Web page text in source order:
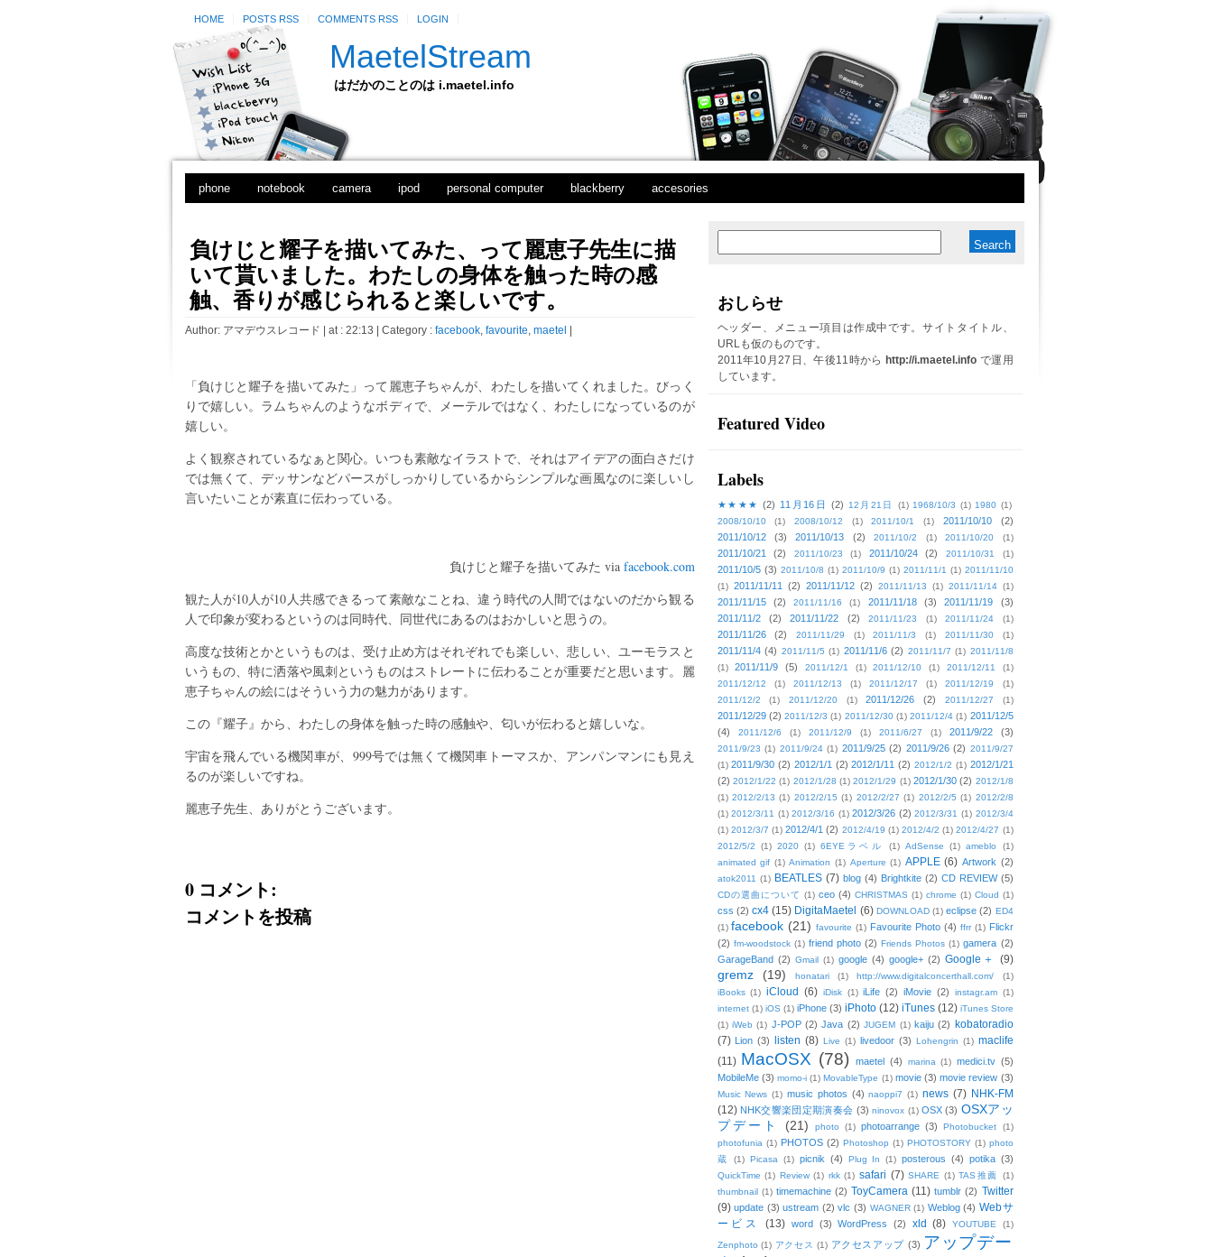
HOME POSTS RSS COMMENTS RSS LOGIN
MaetelStream
はだかのことのは i.maetel.info
phone notebook camera ipod personal computer blackberry accesories
負けじと耀子を描いてみた、って麗恵子先生に描
いて貰いました。わたしの身体を触った時の感
触、香りが感じられると楽しいです。
Author: アマデウスレコード | at : 22:13 | Category : facebook, favourite, maetel
「負けじと耀子を描いてみた」って麗恵子ちゃんが、わたしを描いてくれました。びっく
りで嬉しい。ラムちゃんのようなボディで、メーテルではなく、わたしになっているのが
嬉しい。
よく観察されているなぁと関心。いつも素敵なイラストで、それはアイデアの面白さだけ
では無くて、デッサンなどパースがしっかりしているからシンプルな画風なのに楽しいし
言いたいことが素直に伝わっている。
負けじと耀子を描いてみた via facebook.com
観た人が10人が10人共感できるって素敵なことね、違う時代の人間ではないのだから観る
人で印象が変わるというのは同時代、同世代にあるのはおかしいと思うの。
高度な技術とかというものは、受け止め方はそれぞれでも楽しい、悲しい、ユーモラスと
いうもの、特に洒落や風刺というものはストレートに伝わることが重要だと思います。麗
恵子ちゃんの絵にはそういう力の魅力があります。
この『耀子』から、わたしの身体を触った時の感触や、匂いが伝わると嬉しいな。
宇宙を飛んでいる機関車が、999号では無くて機関車トーマスか、アンパンマンにも見え
るのが楽しいですね。
麗恵子先生、ありがとうございます。
0 コメント:
コメントを投稿
おしらせ
ヘッダー、メニュー項目は作成中です。サイトタイトル、
URLも仮のものです。
2011年10月27日、午後11時から http://i.maetel.info で運用
しています。
Featured Video
Labels
★★★★ (2) 11月16日 (2) 12月21日 (1) 1968/10/3 (1) 1980 (1)
2008/10/10
(1) 2008/10/12 (1) 2011/10/1 (1) 2011/10/10
(2)
2011/10/12
(3) 2011/10/13 (2) 2011/10/2 (1) 2011/10/20 (1)
2011/10/21 (2) 2011/10/23 (1) 2011/10/24 (2) 2011/10/31 (1)
2011/10/5 (3) 2011/10/8 (1) 2011/10/9 (1) 2011/11/1 (1) 2011/11/10
(1) 2011/11/11 (2) 2011/11/12 (2) 2011/11/13 (1) 2011/11/14 (1)
2011/11/15 (2) 2011/11/16 (1) 2011/11/18 (3) 2011/11/19
(3)
2011/11/2
(2) 2011/11/22 (2) 2011/11/23 (1) 2011/11/24 (1)
2011/11/26 (2) 2011/11/29 (1) 2011/11/3 (1) 2011/11/30 (1)
2011/11/4 (4) 2011/11/5 (1) 2011/11/6 (2) 2011/11/7 (1) 2011/11/8
(1)
2011/11/9 (5) 2011/12/1 (1) 2011/12/10 (1) 2011/12/11
(1)
2011/12/12
(1) 2011/12/13 (1) 2011/12/17 (1) 2011/12/19
(1)
2011/12/2
(1) 2011/12/20 (1) 2011/12/26 (2) 2011/12/27 (1)
2011/12/29 (2) 2011/12/3 (1) 2011/12/30 (1) 2011/12/4 (1) 2011/12/5
(4)
2011/12/6 (1) 2011/12/9 (1) 2011/6/27 (1) 2011/9/22 (3)
2011/9/23 (1) 2011/9/24 (1) 2011/9/25 (2) 2011/9/26 (2) 2011/9/27
(1) 2011/9/30 (2) 2012/1/1 (2) 2012/1/11 (2) 2012/1/2 (1) 2012/1/21
(2) 2012/1/22 (1) 2012/1/28 (1) 2012/1/29 (1) 2012/1/30 (2) 2012/1/8
(1) 2012/2/13 (1) 2012/2/15 (1) 2012/2/27 (1) 2012/2/5 (1) 2012/2/8
(1) 2012/3/11 (1) 2012/3/16 (1) 2012/3/26 (2) 2012/3/31 (1) 2012/3/4
(1) 2012/3/7 (1) 2012/4/1 (2) 2012/4/19 (1) 2012/4/2 (1) 2012/4/27 (1)
2012/5/2
(1) 2020 (1) 6EYEラベル (1) AdSense (1) ameblo
(1)
animated gif (1) Animation (1) Aperture (1) APPLE (6) Artwork (2)
atok2011 (1) BEATLES (7) blog (4) Brightkite (2) CD REVIEW (5)
CDの選曲について (1) ceo (4) CHRISTMAS (1) chrome (1) Cloud (1)
css (2) cx4 (15) DigitaMaetel (6) DOWNLOAD (1) eclipse (2) ED4
(1) facebook (21) favourite (1) Favourite Photo (4) ffrr (1) Flickr
(2) fm-woodstock (1) friend photo (2) Friends Photos (1) gamera (2)
GarageBand (2) Gmail (1) google (4) google+ (2) Google＋ (9)
gremz (19) honatari (1) http://www.digitalconcerthall.com/
(1)
iBooks (1) iCloud (6) iDisk (1) iLife (2) iMovie (2) instagr.am (1)
internet (1) iOS (1) iPhone (3) iPhoto (12) iTunes (12) iTunes Store
(1) iWeb (1) J-POP (2) Java (2) JUGEM (1) kaiju (2)
kobatoradio
(7) Lion (3) listen (8) Live (1) livedoor (3) Lohengrin (1) maclife
(11) MacOSX (78) maetel (4) marina (1) medici.tv (5)
MobileMe (3) momo-i (1) MovableType (1) movie (3) movie review (3)
Music News (1) music photos (4) naoppi7 (1) news (7) NHK-FM
(12) NHK交響楽団定期演奏会 (3) ninovox (1) OSX (3) OSXアッ
プデート
(21) photo (1) photoarrange (3) Photobucket
(1)
photofunia (1) PHOTOS (2) Photoshop (1) PHOTOSTORY (1) photo
蔵
(1) Picasa (1) picnik (4) Plug In (1) posterous (4) potika (3)
QuickTime (1) Review (1) rkk (1) safari (7) SHARE (1) TAS推薦
(1)
thumbnail (1) timemachine (2) ToyCamera (11) tumblr (2) Twitter
(9) update (3) ustream (2) vlc (3) WAGNER (1) Weblog (4) Webサ
ービス
(13) word (3) WordPress (2) xld (8) YOUTUBE (1)
Zenphoto (1) アクセス (1) アクセスアップ (3) アップデー